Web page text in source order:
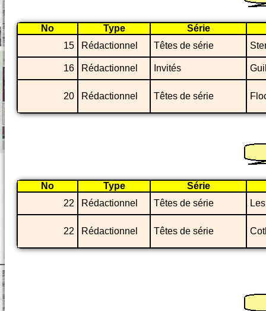
No Type
Série
15
Rédactionnel Têtes de série
16 Rédactionnel Invités
20 Rédactionnel Têtes de série
No Type
Série
22
Rédactionnel Têtes de série
22 Rédactionnel Têtes de série